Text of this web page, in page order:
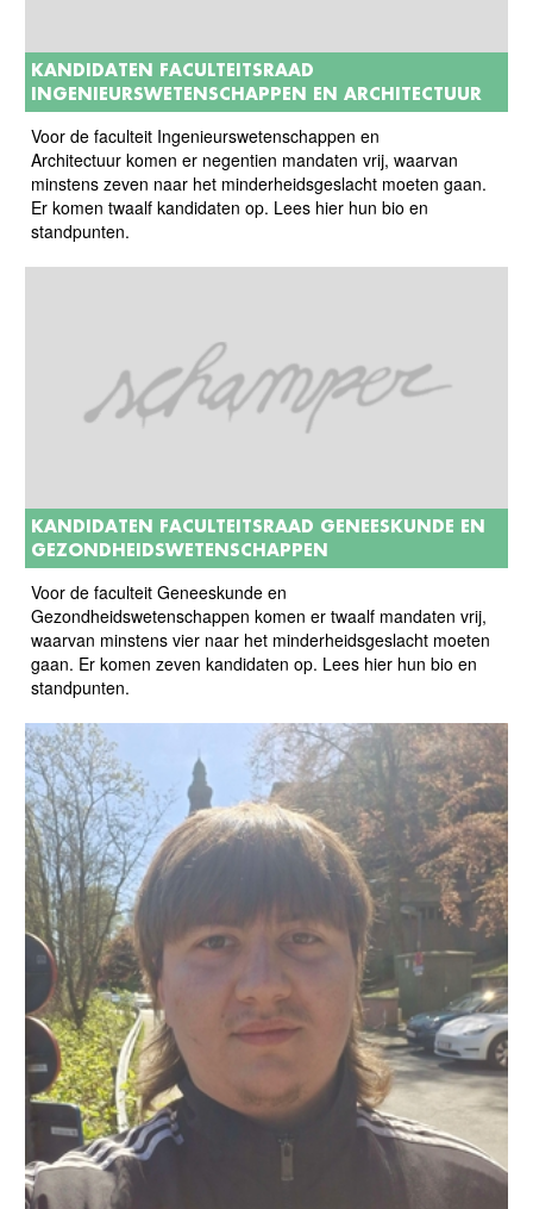
KANDIDATEN FACULTEITSRAAD
INGENIEURSWETENSCHAPPEN EN ARCHITECTUUR
Voor de faculteit Ingenieurswetenschappen en
Architectuur komen er negentien mandaten vrij, waarvan
minstens zeven naar het minderheidsgeslacht moeten gaan.
Er komen twaalf kandidaten op. Lees hier hun bio en
standpunten.
KANDIDATEN FACULTEITSRAAD GENEESKUNDE EN
GEZONDHEIDSWETENSCHAPPEN
Voor de faculteit Geneeskunde en
Gezondheidswetenschappen komen er twaalf mandaten vrij,
waarvan minstens vier naar het minderheidsgeslacht moeten
gaan. Er komen zeven kandidaten op. Lees hier hun bio en
standpunten.